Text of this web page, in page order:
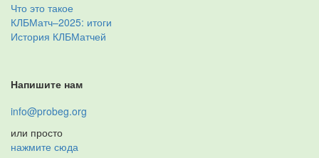
Что это такое
КЛБМатч–2025: итоги
История КЛБМатчей
Напишите нам
info@probeg.org
или просто
нажмите сюда